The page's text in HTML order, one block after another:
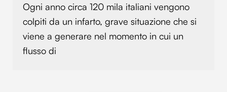
Ogni anno circa 120 mila italiani vengono
colpiti da un infarto, grave situazione che si
viene a generare nel momento in cui un
flusso di